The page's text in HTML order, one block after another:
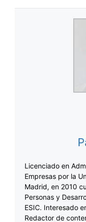
Licenciado en
Empresas por la
Madrid, en 2010
Personas y
ESIC. Interesado
Redactor de